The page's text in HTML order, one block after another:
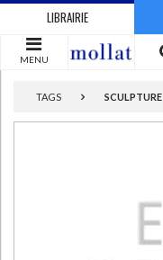
LIBRAIRIE
MENU
TAGS SCULPTURE